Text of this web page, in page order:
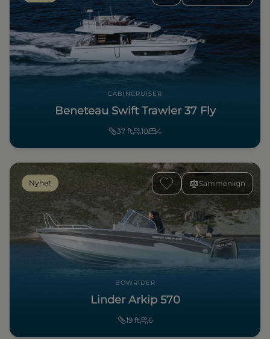
CABINCRUISER
Beneteau Swift Trawler 37 Fly
37 ft 10 4
Sammenlign
Nyhet
BOWRIDER
Linder Arkip 570
19 ft 6